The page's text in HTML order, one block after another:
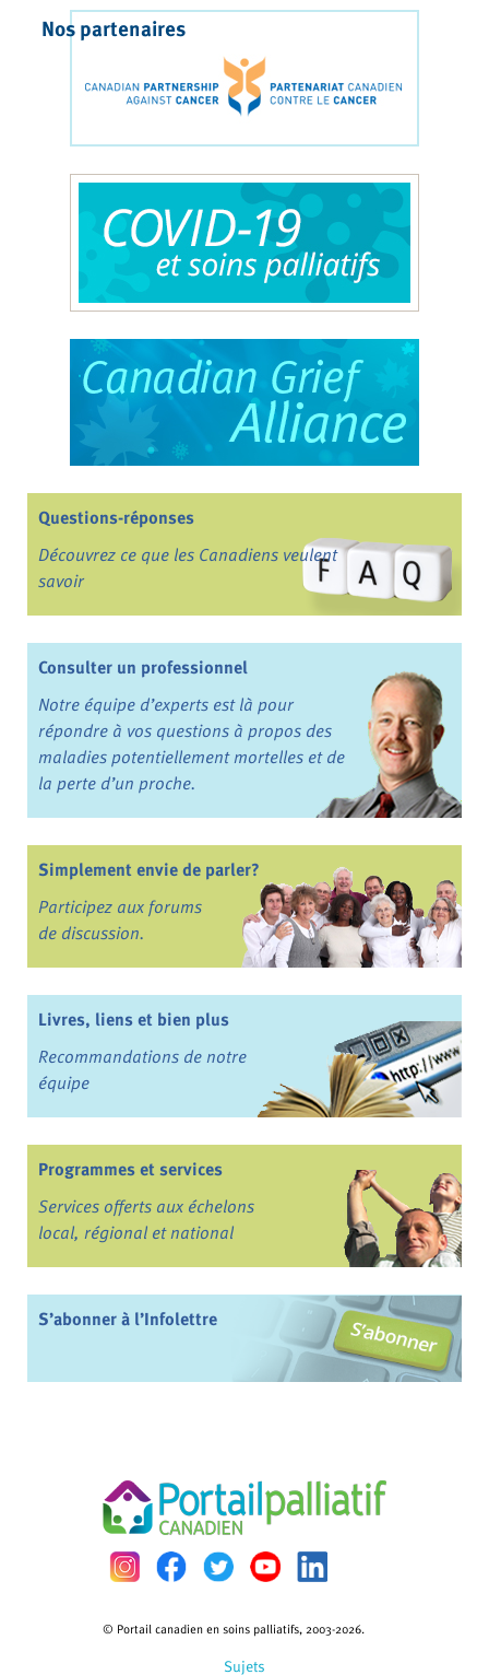
Nos partenaires
Questions-réponses
Découvrez ce que les Canadiens veulent
savoir
Consulter un professionnel
Notre équipe d’experts est là pour
répondre à vos questions à propos des
maladies potentiellement mortelles et de
la perte d’un proche.
Simplement envie de parler?
Participez aux forums
de discussion.
Livres, liens et bien plus
Recommandations de notre
équipe
Programmes et services
Services offerts aux échelons
local, régional et national
S’abonner à l’Infolettre
Sujets
© Portail canadien en soins palliatifs, 2003-2026.